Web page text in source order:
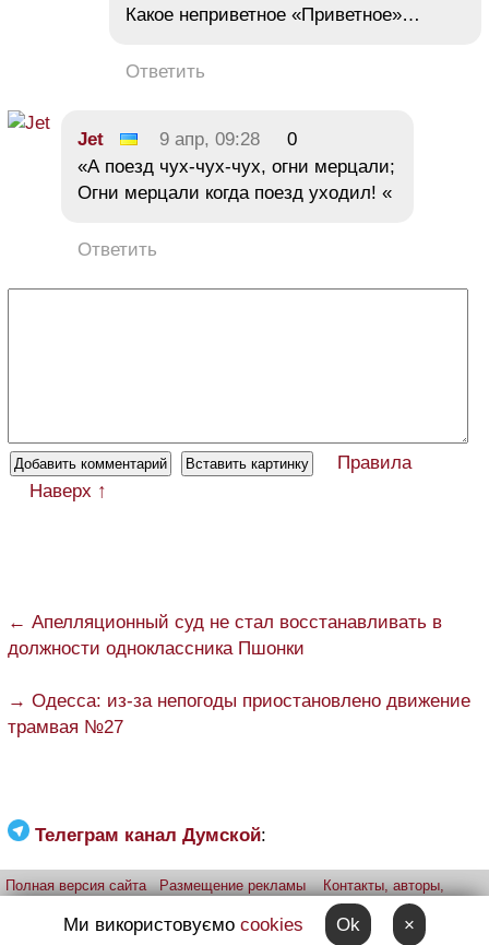
Какое неприветное «Приветное»…
Ответить
Jet 9 апр, 09:28
0
«А поезд чух-чух-чух, огни мерцали;
Огни мерцали когда поезд уходил! «
Ответить
Правила
Наверх ↑
← Апелляционный суд не стал восстанавливать в
должности одноклассника Пшонки
→ Одесса: из-за непогоды приостановлено движение
трамвая №27
Телеграм канал Думской:
Полная версия сайта Размещение рекламы
Контакты, авторы,
iPhone
Прислать фото через telegram
Patreon
Ми використовуємо cookies Ok ×